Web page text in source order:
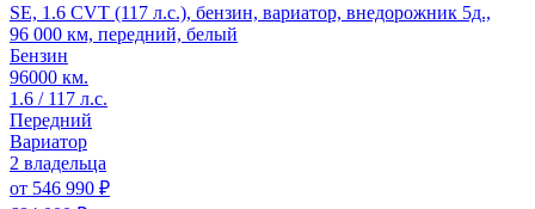
SE, 1.6 CVT (117 л.с.), бензин, вариатор, внедорожник 5д.,
96 000 км, передний, белый
Бензин
96000 км.
1.6 / 117 л.с.
Передний
Вариатор
2 владельца
от 546 990 ₽